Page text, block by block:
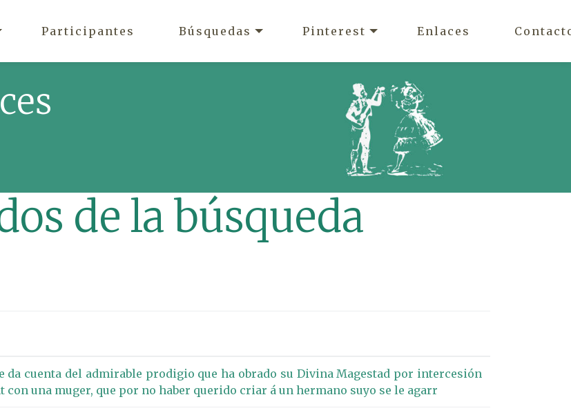
Participantes Búsquedas Pinterest Enlaces
de la búsqueda
da cuenta del admirable prodigio que ha obrado su Divina Magestad por intercesión
con una muger, que por no haber querido criar á un hermano suyo se le agarr